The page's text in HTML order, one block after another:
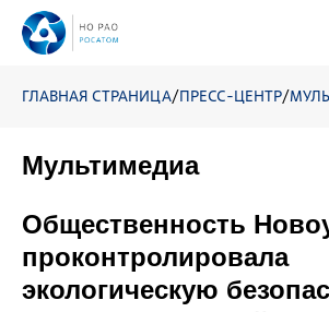
ГЛАВНАЯ СТРАНИЦА/ПРЕСС-ЦЕНТР/
Мультимедиа
Общественность
проконтролировала
экологическую